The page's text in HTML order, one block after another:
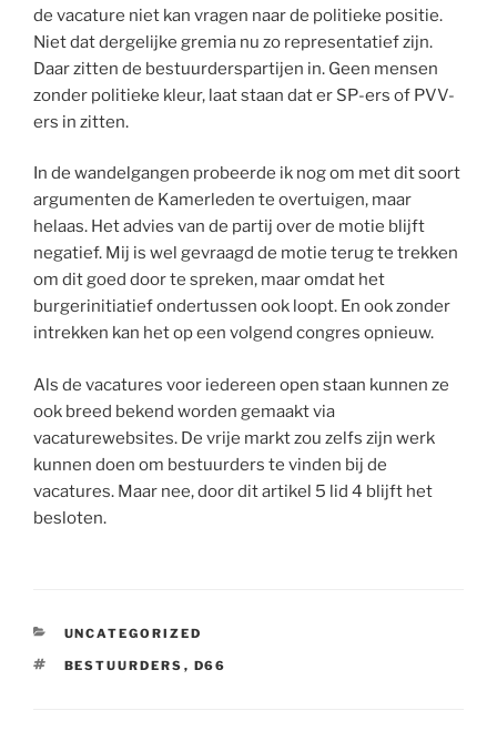
de vacature niet kan vragen naar de politieke positie.
Niet dat dergelijke gremia nu zo representatief zijn.
Daar zitten de bestuurderspartijen in. Geen mensen
zonder politieke kleur, laat staan dat er SP-ers of PVV-
ers in zitten.
In de wandelgangen probeerde ik nog om met dit soort
argumenten de Kamerleden te overtuigen, maar
helaas. Het advies van de partij over de motie blijft
negatief. Mij is wel gevraagd de motie terug te trekken
om dit goed door te spreken, maar omdat het
burgerinitiatief ondertussen ook loopt. En ook zonder
intrekken kan het op een volgend congres opnieuw.
Als de vacatures voor iedereen open staan kunnen ze
ook breed bekend worden gemaakt via
vacaturewebsites. De vrije markt zou zelfs zijn werk
kunnen doen om bestuurders te vinden bij de
vacatures. Maar nee, door dit artikel 5 lid 4 blijft het
besloten.
CATEGORIEËN
UNCATEGORIZED
TAGS
BESTUURDERS , D66